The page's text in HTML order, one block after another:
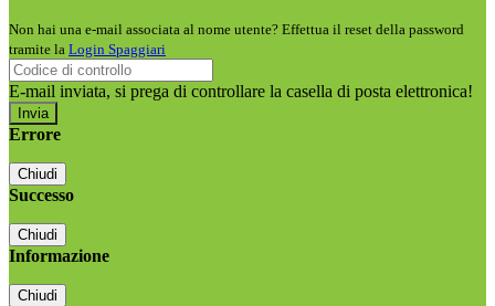
Non hai una e-mail associata al nome utente? Effettua il reset della password
tramite la Login Spaggiari
E-mail inviata, si prega di controllare la casella di posta elettronica!
Errore
Chiudi
Successo
Chiudi
Informazione
Chiudi